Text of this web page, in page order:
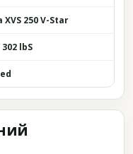
XVS 250 V-Star
lbS